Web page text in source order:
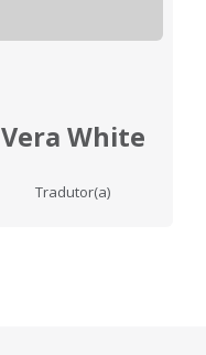
Vera White
Tradutor(a)